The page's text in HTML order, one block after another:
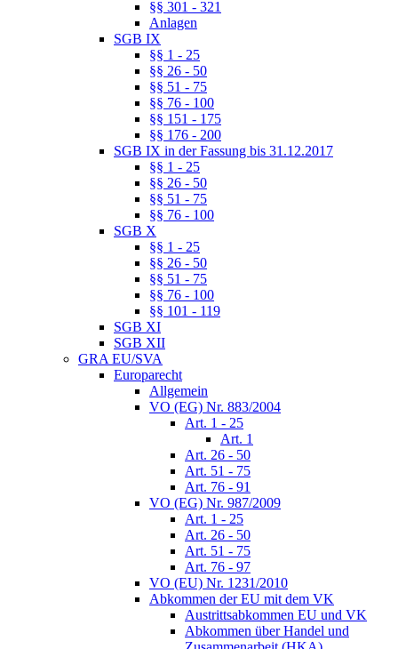
§§ 301 - 321
Anlagen
SGB IX
§§ 1 - 25
§§ 26 - 50
§§ 51 - 75
§§ 76 - 100
§§ 151 - 175
§§ 176 - 200
SGB IX in der Fassung bis 31.12.2017
§§ 1 - 25
§§ 26 - 50
§§ 51 - 75
§§ 76 - 100
SGB X
§§ 1 - 25
§§ 26 - 50
§§ 51 - 75
§§ 76 - 100
§§ 101 - 119
SGB XI
SGB XII
GRA EU/SVA
Europarecht
Allgemein
VO (EG) Nr. 883/2004
Art. 1 - 25
Art. 1
Art. 26 - 50
Art. 51 - 75
Art. 76 - 91
VO (EG) Nr. 987/2009
Art. 1 - 25
Art. 26 - 50
Art. 51 - 75
Art. 76 - 97
VO (EU) Nr. 1231/2010
Abkommen der EU mit dem VK
Austrittsabkommen EU und VK
Abkommen über Handel und